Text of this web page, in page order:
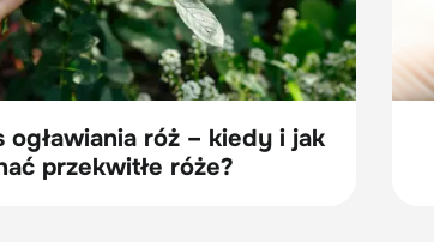
ogławiania róż – kiedy i jak
przekwitłe róże?